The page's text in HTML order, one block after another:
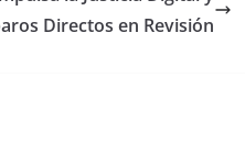
Directos en Revisión